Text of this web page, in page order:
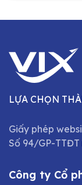
LỰA CHỌN
Giấy phép
Số 94/GP-
Công ty Cổ